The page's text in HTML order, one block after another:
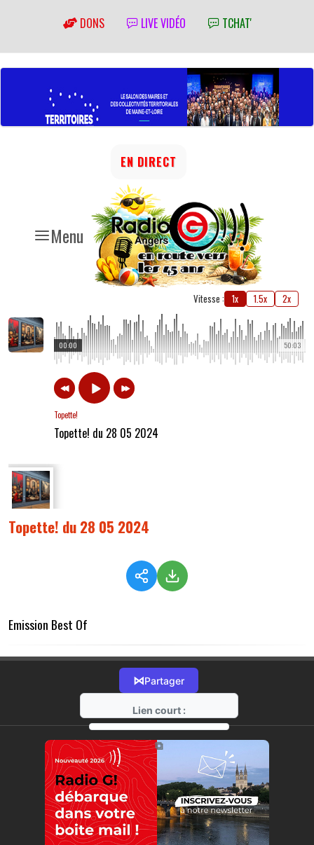
DONS LIVE VIDÉO TCHAT'
Menu
EN DIRECT
Vitesse : 1x 1.5x 2x
50:03
00:00
Topette!
Topette! du 28 05 2024
Topette! du 28 05 2024
Emission Best Of
⋈Partager
Lien court :
https://radio-g.fr?14898
⧉